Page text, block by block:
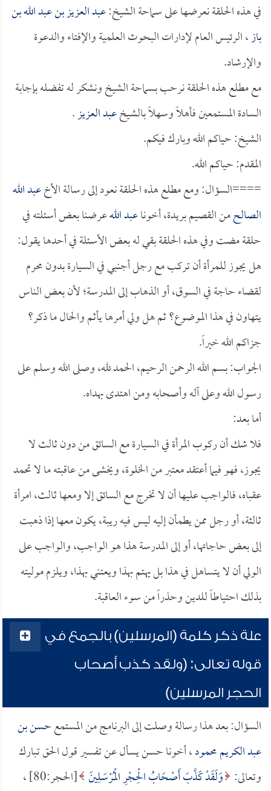
في هذه الحلقة نعرضها على سماحة الشيخ:عبد العزيز بن عبد الله بن
باز، الرئيس العام لإدارات البحوث العلمية والإفتاء والدعوة
والإرشاد.
مع مطلع هذه الحلقة نرحب بسماحة الشيخ ونشكر له تفضله بإجابة
السادة المستمعين فأهلاً وسهلاً بالشيخعبد العزيز.
الشيخ: حياكم الله وبارك فيكم.
المقدم: حياكم الله.
====السؤال: ومع مطلع هذه الحلقة نعود إلى رسالة الأخعبد الله
الصالحمن القصيم بريدة، أخوناعبد اللهعرضنا بعض أسئلته في
حلقة مضت وفي هذه الحلقة بقي له بعض الأسئلة في أحدها يقول:
هل يجوز للمرأة أن تركب مع رجل أجنبي في السيارة بدون محرم
لقضاء حاجة في السوق، أو الذهاب إلى المدرسة؛ لأن بعض الناس
يتهاون في هذا الموضوع؟ ثم هل ولي أمرها يأثم والحال ما ذكر؟
جزاكم الله خيراً.
الجواب: بسم الله الرحمن الرحيم، الحمد لله، وصلى الله وسلم على
رسول الله وعلى آله وأصحابه ومن اهتدى بهداه.
أما بعد:
فلا شك أن ركوب المرأة في السيارة مع السائق من دون ثالث لا
يجوز، فهو فيما أعتقد معتبر من الخلوة، ويخشى من عاقبته ما لا تحمد
عقباه، فالواجب عليها أن لا تخرج مع السائق إلا ومعها ثالث، امرأة
ثالثة، أو رجل ممن يطمأن إليه ليس فيه ريبة، يكون معها إذا ذهبت
إلى بعض حاجاتها، أو إلى المدرسة هذا هو الواجب، والواجب على
الولي أن لا يتساهل في هذا بل يهتم بهذا ويعتني بهذا، ويلزم موليته
بذلك احتياطاً للدين وحذراً من سوء العاقبة.
علة ذكر كلمة (المرسلين) بالجمع في
قوله تعالى: (ولقد كذب أصحاب
الحجر المرسلين)
السؤال: بعد هذا رسالة وصلت إلى البرنامج من المستمعحسن بن
عبد الكريم محمود، أخونا حسن يسأل عن تفسير قول الحق تبارك
وتعالى: وَلَقَدْ كَذَّبَ أَصْحَابُ الْحِجْرِ الْمُرْسَلِينَ
[الحجر:80] ،